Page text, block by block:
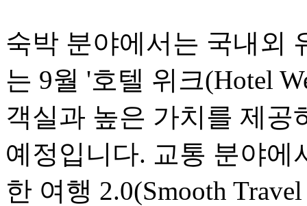
숙박 분야에서는 국내외
는 9월 '호텔 위크(Hotel
객실과 높은 가치를 제
예정입니다. 교통 분야
한 여행 2.0(Smooth